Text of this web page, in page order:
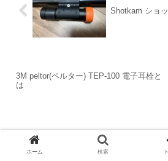
Shotkam ショ
3M peltor(ペルター) TEP-100 電子耳栓と
は
ホーム 検索